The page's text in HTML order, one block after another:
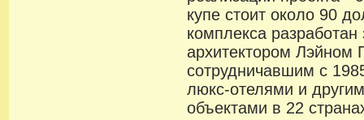
купе стоит около 90
комплекса
архитектором Лэйном
сотрудничавшим с
люкс-отелями и
объектами в 22